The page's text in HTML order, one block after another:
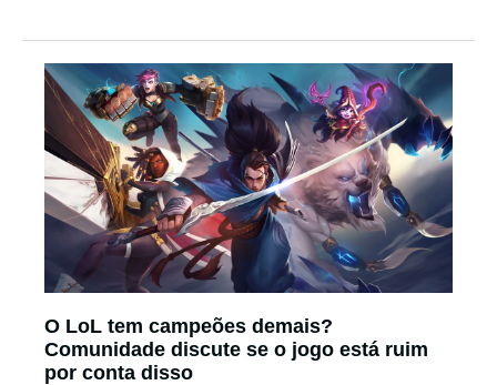
O LoL tem campeões demais?
Comunidade discute se o jogo está ruim
por conta disso